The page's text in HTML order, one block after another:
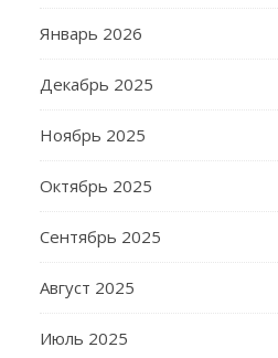
Январь 2026
Декабрь 2025
Ноябрь 2025
Октябрь 2025
Сентябрь 2025
Август 2025
Июль 2025